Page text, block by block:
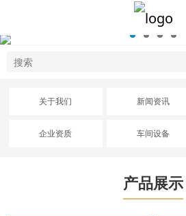
关于我们 新闻资讯
企业资质 车间设备
产品展示